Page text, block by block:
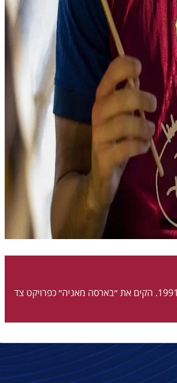
חי ונושם בלאוגרנה מאז 1991. הקים את ״בארסה מאניה״ כפרויקט צד